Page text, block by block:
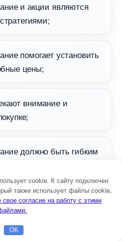
и акции являются
помогает установить
цены;
внимание и
должно быть гибким
cookie. К сайту подключен
также использует файлы cookie,
согласие на работу с этими
OK